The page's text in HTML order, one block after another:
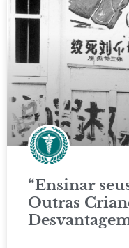
“Ensinar
Outras